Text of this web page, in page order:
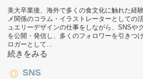
美大卒業後、海外で多くの食文化に触れた経
メ関係のコラム・イラストレーターとしての
ュエリーデザインの仕事をしながら、SNSや
を公開・発信し、多くのフォロワーを引きつ
ロガーとして...
続きをみる
SNS